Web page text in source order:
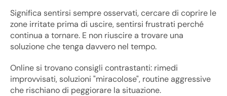
Significa sentirsi sempre osservati, cercare di coprire le
zone irritate prima di uscire, sentirsi frustrati perché
continua a tornare. E non riuscire a trovare una
soluzione che tenga davvero nel tempo.
Online si trovano consigli contrastanti: rimedi
improvvisati, soluzioni "miracolose", routine aggressive
che rischiano di peggiorare la situazione.